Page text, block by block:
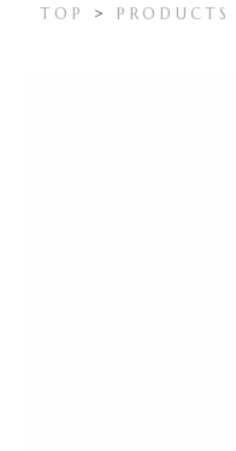
TOP >PRODUCTS